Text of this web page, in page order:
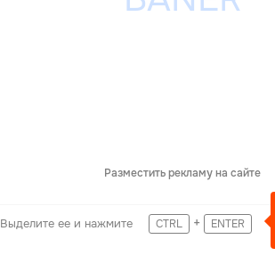
Разместить рекламу на сайте
Выделите ее и нажмите CTRL + ENTER